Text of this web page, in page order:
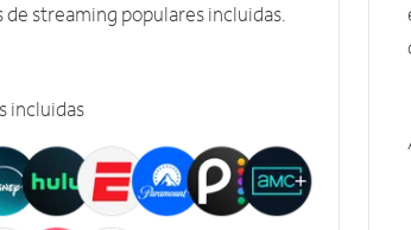
de streaming populares incluidas.
incluidas